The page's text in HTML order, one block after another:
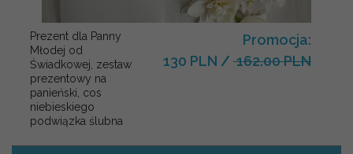
Prezent dla Panny
Młodej od
Świadkowej, zestaw
prezentowy na
panieński, cos
niebieskiego
podwiązka ślubna
Promocja:
130 PLN / 162.00 PLN